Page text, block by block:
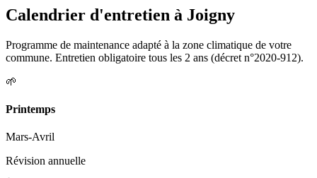
Calendrier d'entretien à Joigny
Programme de maintenance adapté à la zone climatique de votre
commune. Entretien obligatoire tous les 2 ans (décret n°2020-912).
🌱
Printemps
Mars-Avril
Révision annuelle